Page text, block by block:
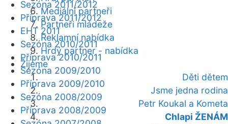
Mediální partneři
Partneři mládeže
Reklamní nabídka
Hrdý partner - nabídka
Žijeme
Děti dětem
Jsme jedna rodina
Petr Koukal a Kometa
Chlapi ŽENÁM
Sezóna 2011/2012
Příprava 2011/2012
EHT 2011
Sezóna 2010/2011
Příprava 2010/2011
Sezóna 2009/2010
Příprava 2009/2010
Sezóna 2008/2009
Příprava 2008/2009